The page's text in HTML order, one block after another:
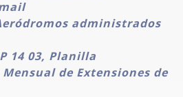
administrados
14 03, Planilla
de Extensiones de